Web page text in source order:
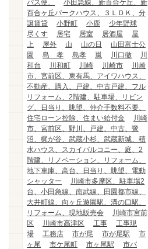
バス便、
小田急線、新百合ケ丘、新
百合ヶ丘パークハウス、３ＬＤＫ、分
譲賃貸
小野町 小鹿
少年野球
尽くす
居宅 居室 居酒屋
屋
上
屋外 山 山の日
山田富士公
園
島 孝 島孝 嵐 川口徹
川
和台
川和町 川崎 川崎市
川崎
市、宮前区、東有馬、アイワハウス、
不動産、購入、戸建、中古戸建、フル
リフォーム、2階建、駐車場、リビン
グ、日当り、眺望、仲介手数料不要、
住宅ローン控除、住まい給付金
川崎
市、宮前区、野川、戸建、中古、鷺
沼、梶が谷、武蔵小杉、武蔵新城、積
水ハウス、スカイバルコニー、庭、2
階建、リノベーション、リフォーム、
地下車庫、高台、日当り、眺望、電動
シャッター
川崎市多摩区、駐車場2
台、小田急線、南武線、田園都市線、
大井町線、向ヶ丘遊園駅、溝の口駅、
リフォーム、現地販売会
川崎市宮前
区
川崎市高津区 工事
工事現
場
工務店 市が尾 市が尾駅
市
ヶ尾
市ケ尾町 市ヶ尾駅
市バ